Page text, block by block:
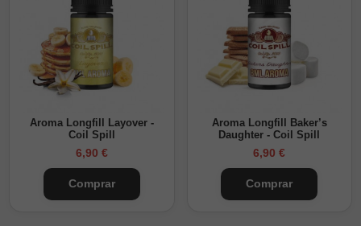
Aroma Longfill Layover -
Coil Spill
6,90 €
Comprar
Aroma Longfill Baker’s
Daughter - Coil Spill
6,90 €
Comprar